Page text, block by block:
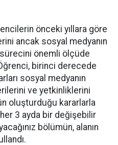
önceki yıllara göre
ancak sosyal medyanın
önemli ölçüde
birinci derecede
sosyal medyanın
ve yetkinliklerini
oluşturduğu kararlarla
3 ayda bir değişebilir
bölümün, alanın